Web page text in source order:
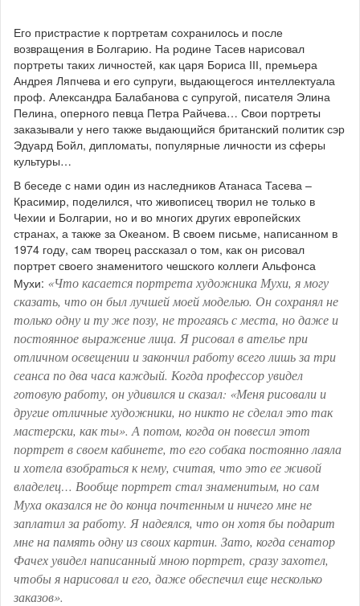
Его пристрастие к портретам сохранилось и после
возвращения в Болгарию. На родине Тасев нарисовал
портреты таких личностей, как царя Бориса ІІІ, премьера
Андрея Ляпчева и его супруги, выдающегося интеллектуала
проф. Александра Балабанова с супругой, писателя Элина
Пелина, оперного певца Петра Райчева… Свои портреты
заказывали у него также выдающийся британский политик сэр
Эдуард Бойл, дипломаты, популярные личности из сферы
культуры…
В беседе с нами один из наследников Атанаса Тасева –
Красимир, поделился, что живописец творил не только в
Чехии и Болгарии, но и во многих других европейских
странах, а также за Океаном. В своем письме, написанном в
1974 году, сам творец рассказал о том, как он рисовал
портрет своего знаменитого чешского коллеги Альфонса
Мухи: «Что касается портрета художника Мухи, я могу
сказать, что он был лучшей моей моделью. Он сохранял не
только одну и ту же позу, не трогаясь с места, но даже и
постоянное выражение лица. Я рисовал в ателье при
отличном освещении и закончил работу всего лишь за три
сеанса по два часа каждый. Когда профессор увидел
готовую работу, он удивился и сказал: «Меня рисовали и
другие отличные художники, но никто не сделал это так
мастерски, как ты». А потом, когда он повесил этот
портрет в своем кабинете, то его собака постоянно лаяла
и хотела взобраться к нему, считая, что это ее живой
владелец… Вообще портрет стал знаменитым, но сам
Муха оказался не до конца почтенным и ничего мне не
заплатил за работу. Я надеялся, что он хотя бы подарит
мне на память одну из своих картин. Зато, когда сенатор
Фачех увидел написанный мною портрет, сразу захотел,
чтобы я нарисовал и его, даже обеспечил еще несколько
заказов».